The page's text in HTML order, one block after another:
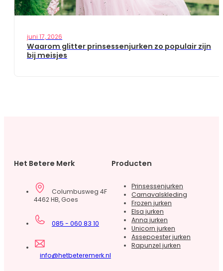
juni 17, 2026
Waarom glitter prinsessenjurken zo populair zijn
bij meisjes
Het Betere Merk
Columbusweg 4F
4462 HB, Goes
085 - 060 83 10
info@hetbeteremerk.nl
Producten
Prinsessenjurken
Carnavalskleding
Frozen jurken
Elsa jurken
Anna jurken
Unicorn jurken
Assepoester jurken
Rapunzel jurken